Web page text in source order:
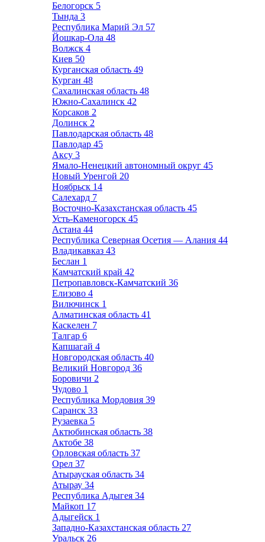
Белогорск 5
Тында 3
Республика Марий Эл 57
Йошкар-Ола 48
Волжск 4
Киев 50
Курганская область 49
Курган 48
Сахалинская область 48
Южно-Сахалинск 42
Корсаков 2
Долинск 2
Павлодарская область 48
Павлодар 45
Аксу 3
Ямало-Ненецкий автономный округ 45
Новый Уренгой 20
Ноябрьск 14
Салехард 7
Восточно-Казахстанская область 45
Усть-Каменогорск 45
Астана 44
Республика Северная Осетия — Алания 44
Владикавказ 43
Беслан 1
Камчатский край 42
Петропавловск-Камчатский 36
Елизово 4
Вилючинск 1
Алматинская область 41
Каскелен 7
Талгар 6
Капшагай 4
Новгородская область 40
Великий Новгород 36
Боровичи 2
Чудово 1
Республика Мордовия 39
Саранск 33
Рузаевка 5
Актюбинская область 38
Актобе 38
Орловская область 37
Орел 37
Атырауская область 34
Атырау 34
Республика Адыгея 34
Майкоп 17
Адыгейск 1
Западно-Казахстанская область 27
Уральск 26